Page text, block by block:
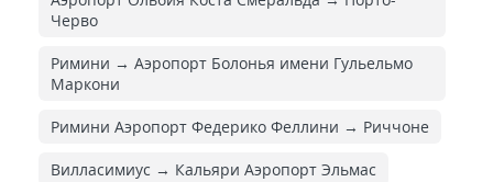
Черво
Римини → Аэропорт Болонья имени Гульельмо
Маркони
Римини Аэропорт Федерико Феллини → Риччоне
Вилласимиус → Кальяри Аэропорт Эльмас